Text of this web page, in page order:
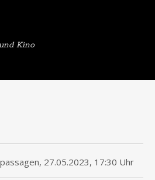
Kino
27.05.2023, 17:30 Uhr